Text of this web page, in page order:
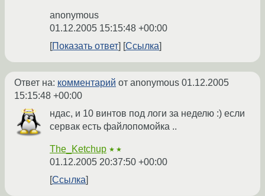
anonymous
01.12.2005 15:15:48 +00:00
Показать ответ
Ссылка
Ответ на: комментарий от anonymous 01.12.2005
15:15:48 +00:00
ндас, и 10 винтов под логи за неделю :) если
сервак есть файлопомойка ..
The_Ketchup ★★
01.12.2005 20:37:50 +00:00
Ссылка